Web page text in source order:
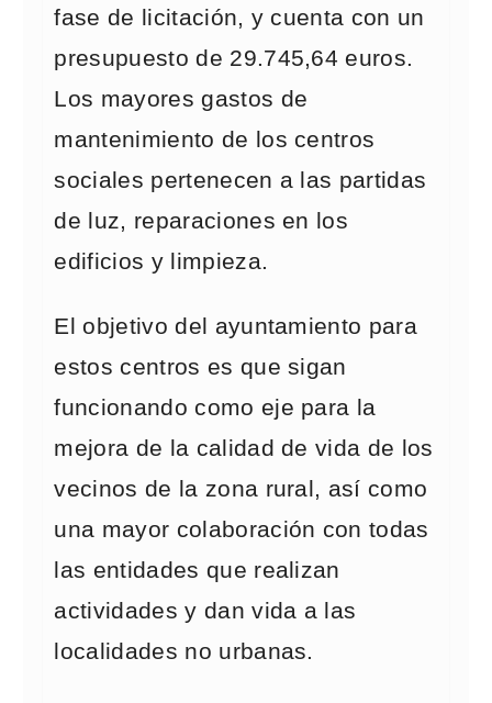
fase de licitación, y cuenta con un
presupuesto de 29.745,64 euros.
Los mayores gastos de
mantenimiento de los centros
sociales pertenecen a las partidas
de luz, reparaciones en los
edificios y limpieza.
El objetivo del ayuntamiento para
estos centros es que sigan
funcionando como eje para la
mejora de la calidad de vida de los
vecinos de la zona rural, así como
una mayor colaboración con todas
las entidades que realizan
actividades y dan vida a las
localidades no urbanas.